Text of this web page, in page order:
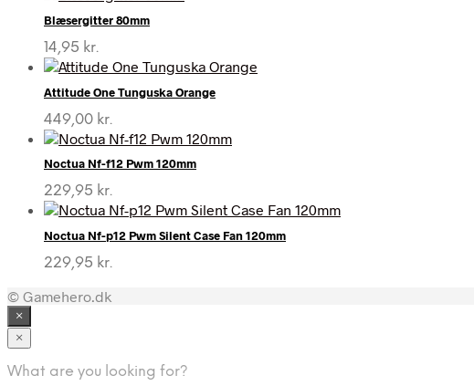
Blæsergitter 80mm
14,95 kr.
Attitude One Tunguska Orange
449,00 kr.
Noctua Nf-f12 Pwm 120mm
229,95 kr.
Noctua Nf-p12 Pwm Silent Case Fan 120mm
229,95 kr.
© Gamehero.dk
×
×
What are you looking for?